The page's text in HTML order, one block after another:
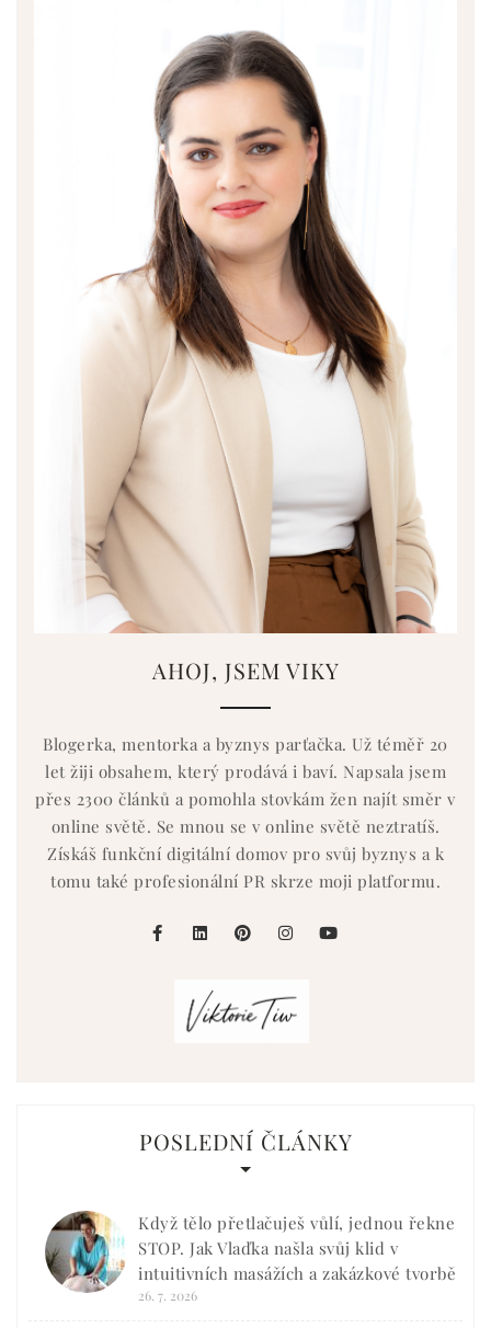
AHOJ, JSEM VIKY
Blogerka, mentorka a byznys parťačka. Už téměř 20
let žiji obsahem, který prodává i baví. Napsala jsem
přes 2300 článků a pomohla stovkám žen najít směr v
online světě. Se mnou se v online světě neztratíš.
Získáš funkční digitální domov pro svůj byznys a k
tomu také profesionální PR skrze moji platformu.
POSLEDNÍ ČLÁNKY
Když tělo přetlačuješ vůlí, jednou řekne
STOP. Jak Vlaďka našla svůj klid v
intuitivních masážích a zakázkové tvorbě
26. 7. 2026